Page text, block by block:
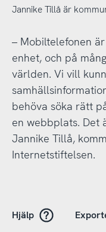
Jannike Tillå är
– Mobiltelefonen
enhet, och på
världen. Vi vill
behöva söka rätt
en webbplats. Det
Jannike Tillå,
Internetstiftelsen.
Hjälp